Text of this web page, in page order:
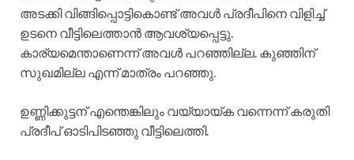
അടക്കി വിങ്ങിപ്പൊട്ടികൊണ്ട് അവൾ പ്രദീപിനെ വിളിച്ച്
ഉടനെ വീട്ടിലെത്താൻ ആവശ്യപ്പെട്ടു.
കാര്യമെന്താണെന്ന് അവൾ പറഞ്ഞില്ല. കുഞ്ഞിന്
സുഖമില്ല എന്ന് മാത്രം പറഞ്ഞു.
ഉണ്ണിക്കുട്ടന് എന്തെങ്കിലും വയ്യായ്ക വന്നെന്ന് കരുതി
പ്രദീപ്‌ ഓടിപിടഞ്ഞു വീട്ടിലെത്തി.